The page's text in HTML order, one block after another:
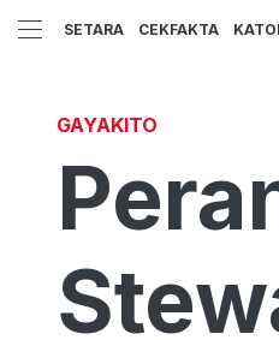
SETARA CEKFAKTA
GAYAKITO